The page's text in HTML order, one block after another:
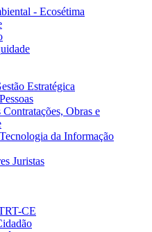
- Ecosétima
Estratégica
Obras e
da Informação
Juristas
CE